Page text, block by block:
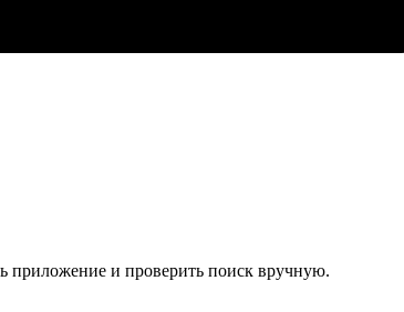
приложение и проверить поиск вручную.